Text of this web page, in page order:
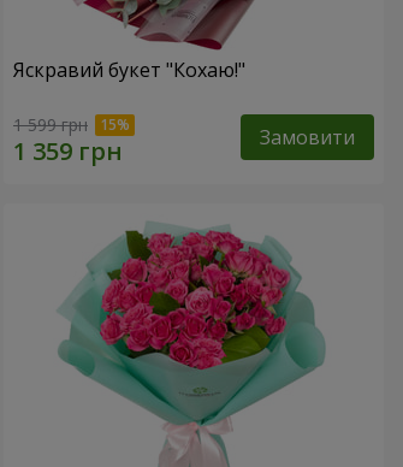
Яскравий букет "Кохаю!"
1 599 грн Замовити